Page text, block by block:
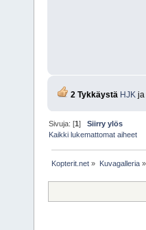
2 Tykkäystä HJK ja
Sivuja: [1]Siirry ylös
Kaikki lukemattomat aiheet
Kopterit.net » Kuvagalleria»